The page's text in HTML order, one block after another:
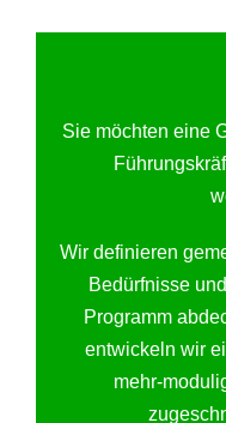
Sie möchten eine
Wir definieren
Bedürfnisse
Programm
entwickeln wir
mehr-